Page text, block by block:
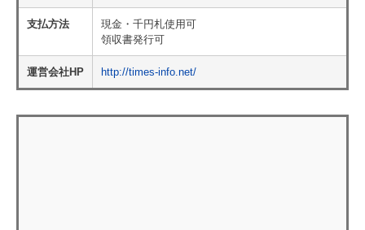
支払方法
現金・千円札使用可
領収書発行可
運営会社HP http://times-info.net/